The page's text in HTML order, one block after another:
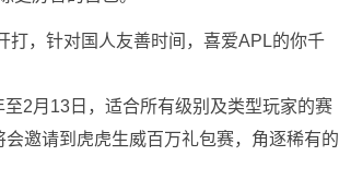
打，针对国人友善时间，喜爱APL的你千
2月13日，适合所有级别及类型玩家的赛
邀请到虎虎生威百万礼包赛，角逐稀有的